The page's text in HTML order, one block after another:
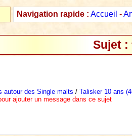
Navigation rapide : Accueil -
Sujet :
autour des Single malts / Talisker 10 ans
ajouter un message dans ce sujet